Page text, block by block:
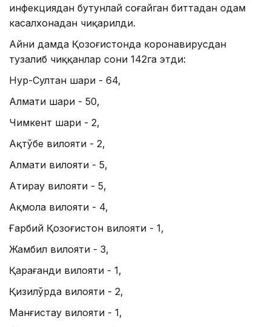
инфекциядан бутунлай соғайган биттадан одам
касалхонадан чиқарилди.
Айни дамда Қозоғистонда коронавирусдан
тузалиб чиққанлар сони 142га этди:
Нур-Султан шаҳри - 64,
Алмати шаҳри - 50,
Чимкент шаҳри - 2,
Ақтўбе вилояти - 2,
Алмати вилояти - 5,
Атирау вилояти - 5,
Ақмола вилояти - 4,
Ғарбий Қозоғистон вилояти - 1,
Жамбил вилояти - 3,
Қарағанди вилояти - 1,
Қизилўрда вилояти - 2,
Манғистау вилояти - 1,